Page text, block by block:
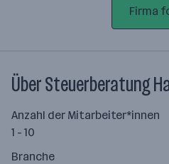
Firma
Über Steuerberatung
Anzahl der Mitarbeiter*innen
1 - 10
Branche